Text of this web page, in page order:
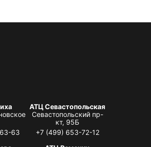
63
АТЦ Севастопольская
Севастопольский пр-
кт, 95Б
+7 (499) 653-72-12